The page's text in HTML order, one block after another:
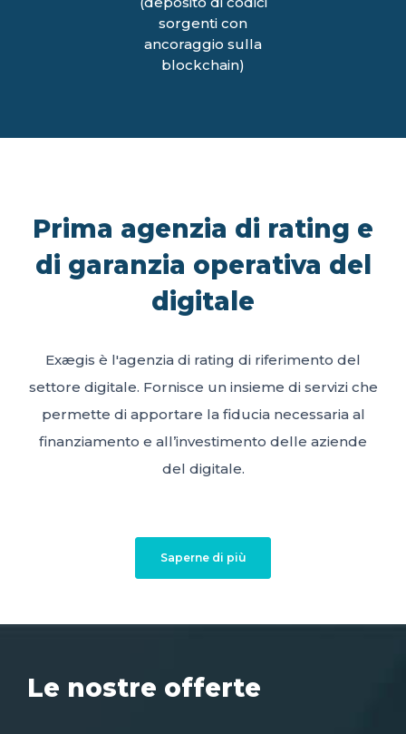
sorgenti con
ancoraggio sulla
blockchain)
Prima agenzia di rating e
di garanzia operativa del
digitale
Exægis è l'agenzia di rating di riferimento del
settore digitale. Fornisce un insieme di servizi che
permette di apportare la fiducia necessaria al
finanziamento e all’investimento delle aziende
del digitale.
Saperne di più
Le nostre offerte